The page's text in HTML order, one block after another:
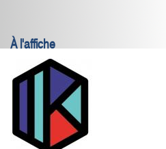
À l'affiche